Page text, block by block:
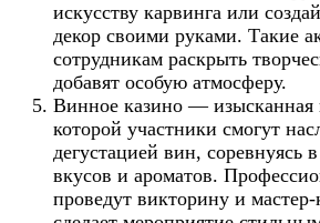
искусству карвинга или
декор своими руками. Такие
сотрудникам раскрыть
добавят особую атмосферу.
Винное казино — изысканная
которой участники смогут
дегустацией вин, соревнуясь
вкусов и ароматов.
проведут викторину и